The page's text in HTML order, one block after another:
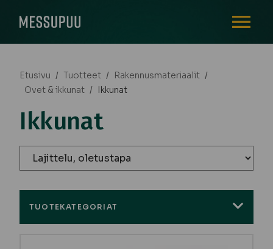
Etusivu / Tuotteet / Rakennusmateriaalit /
Ovet & ikkunat / Ikkunat
Ikkunat
TUOTEKATEGORIAT